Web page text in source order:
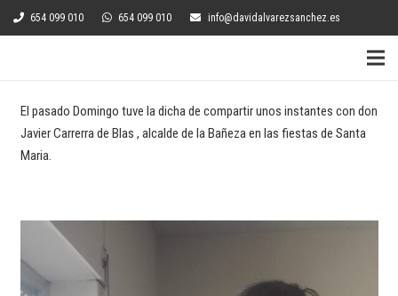
654 099 010 654 099 010 info@davidalvarezsanchez.es
El pasado Domingo tuve la dicha de compartir unos instantes con don
Javier Carrerra de Blas , alcalde de la Bañeza en las fiestas de Santa
Maria.